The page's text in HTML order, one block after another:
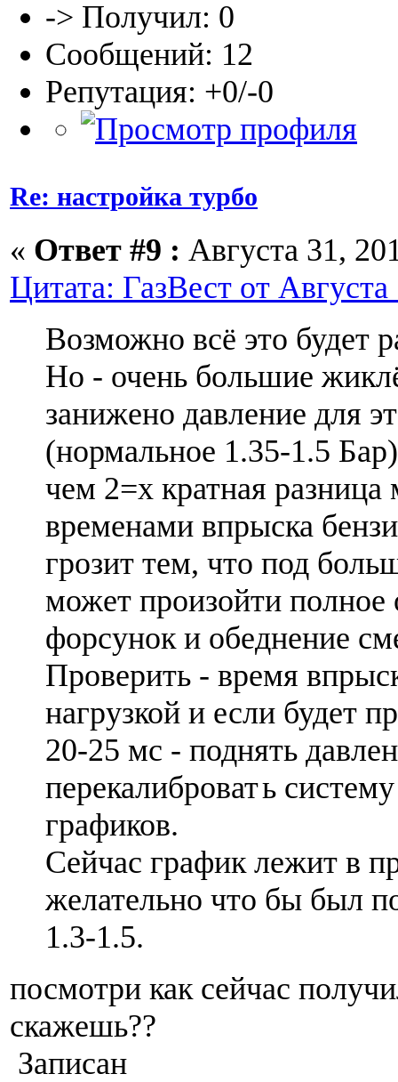
-> Получил: 0
Сообщений: 12
Репутация: +0/-0
Re: настройка турбо
« Ответ #9 : Августа 31,
Цитата: ГазВест от
Возможно всё это будет
Но - очень большие
занижено давление для
(нормальное 1.35-1.5
чем 2=х кратная
временами впрыска
грозит тем, что под
может произойти полное
форсунок и обеднение
Проверить - время
нагрузкой и если будет
20-25 мс - поднять
перекалибровать
графиков.
Сейчас график лежит в
желательно что бы был
1.3-1.5.
посмотри как сейчас
скажешь??
Записан